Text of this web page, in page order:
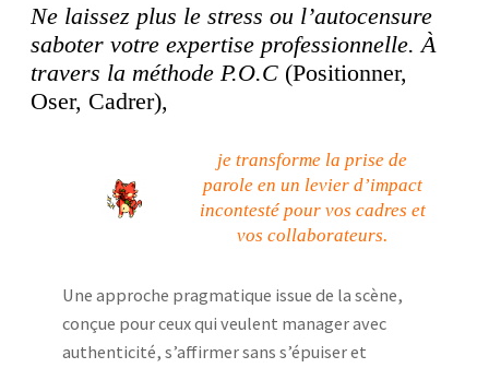
Ne laissez plus le stress ou l’autocensure
saboter votre expertise professionnelle. À
travers la méthode P.O.C (Positionner,
Oser, Cadrer),
je transforme la prise de
parole en un levier d’impact
incontesté pour vos cadres et
vos collaborateurs.
Une approche pragmatique issue de la scène,
conçue pour ceux qui veulent manager avec
authenticité, s’affirmer sans s’épuiser et